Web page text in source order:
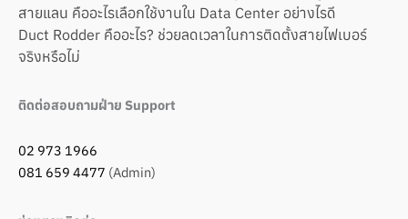
สายแลน คืออะไรเลือกใช้งานใน Data Center อย่างไรดี
Duct Rodder คืออะไร? ช่วยลดเวลาในการติดตั้งสายไฟเบอร์
จริงหรือไม่
ติดต่อสอบถามฝ่าย Support
02 973 1966
081 659 4477 (Admin)